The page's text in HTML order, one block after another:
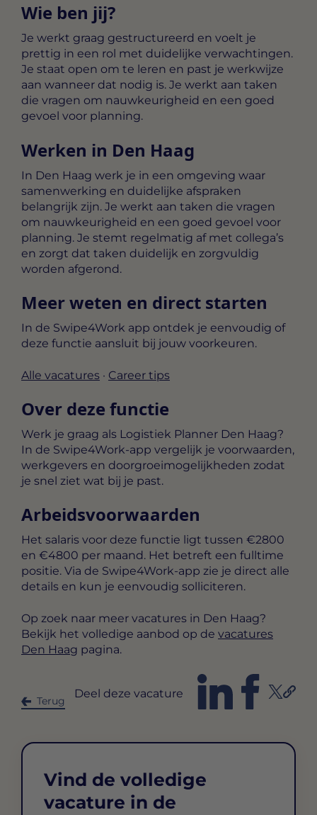
Wie ben jij?
Je werkt graag gestructureerd en voelt je
prettig in een rol met duidelijke verwachtingen.
Je staat open om te leren en past je werkwijze
aan wanneer dat nodig is. Je werkt aan taken
die vragen om nauwkeurigheid en een goed
gevoel voor planning.
Werken in Den Haag
In Den Haag werk je in een omgeving waar
samenwerking en duidelijke afspraken
belangrijk zijn. Je werkt aan taken die vragen
om nauwkeurigheid en een goed gevoel voor
planning. Je stemt regelmatig af met collega’s
en zorgt dat taken duidelijk en zorgvuldig
worden afgerond.
Meer weten en direct starten
In de Swipe4Work app ontdek je eenvoudig of
deze functie aansluit bij jouw voorkeuren.
Alle vacatures · Career tips
Over deze functie
Werk je graag als Logistiek Planner Den Haag?
In de Swipe4Work-app vergelijk je voorwaarden,
werkgevers en doorgroeimogelijkheden zodat
je snel ziet wat bij je past.
Arbeidsvoorwaarden
Het salaris voor deze functie ligt tussen €2800
en €4800 per maand . Het betreft een fulltime
positie. Via de Swipe4Work-app zie je direct alle
details en kun je eenvoudig solliciteren.
Op zoek naar meer vacatures in Den Haag?
Bekijk het volledige aanbod op de vacatures
Den Haag pagina.
Terug
Deel deze vacature
Vind de volledige
vacature in de